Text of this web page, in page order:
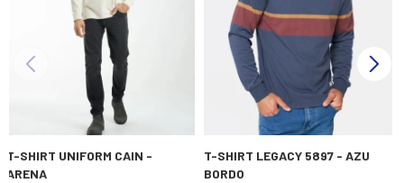
T-SHIRT UNIFORM CAIN -
ARENA
T-SHIRT LEGACY 5897 - AZU
BORDO